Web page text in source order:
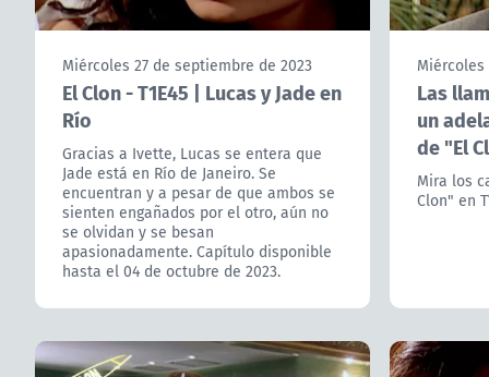
Miércoles 27 de septiembre de 2023
El Clon - T1E45 | Lucas y Jade en
Río
Gracias a Ivette, Lucas se entera que
Jade está en Río de Janeiro. Se
encuentran y a pesar de que ambos se
sienten engañados por el otro, aún no
se olvidan y se besan
apasionadamente. Capítulo disponible
hasta el 04 de octubre de 2023.
Miércoles
Las
un
de "El
Mira los
Clon" en